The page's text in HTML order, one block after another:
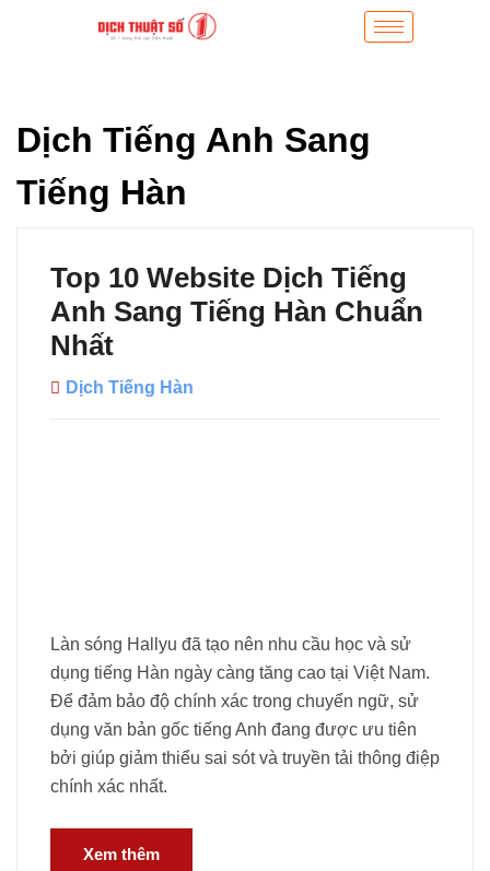
Dịch Tiếng Anh Sang
Tiếng Hàn
Top 10 Website Dịch Tiếng
Anh Sang Tiếng Hàn Chuẩn
Nhất
Dịch Tiếng Hàn
Làn sóng Hallyu đã tạo nên nhu cầu học và sử
dụng tiếng Hàn ngày càng tăng cao tại Việt Nam.
Để đảm bảo độ chính xác trong chuyển ngữ, sử
dụng văn bản gốc tiếng Anh đang được ưu tiên
bởi giúp giảm thiểu sai sót và truyền tải thông điệp
chính xác nhất.
Xem thêm